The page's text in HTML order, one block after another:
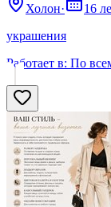
Холон·
16
украшения
Работает в: По